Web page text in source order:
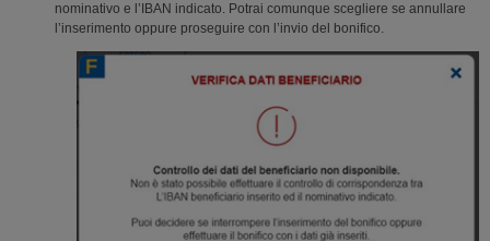
nominativo e l’IBAN indicato. Potrai comunque scegliere se annullare
l’inserimento oppure proseguire con l’invio del bonifico.